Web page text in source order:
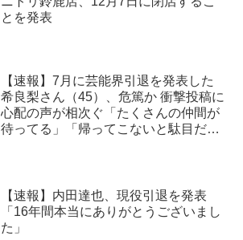
とを発表
【速報】7月に芸能界引退を発表した
希良梨さん（45）、危篤か 衝撃投稿に
心配の声が相次ぐ「たくさんの仲間が
待ってる」「帰ってこないと駄目だ
【速報】内田達也、現役引退を発表
「16年間本当にありがとうございまし
た」